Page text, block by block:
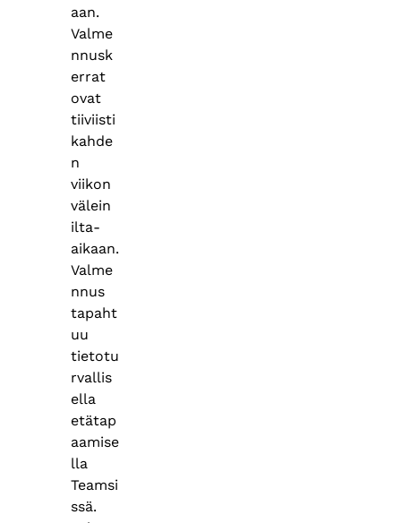
aan.
Valme
nnusk
errat
ovat
tiiviisti
kahde
n
viikon
välein
ilta-
aikaan.
Valme
nnus
tapaht
uu
tietotu
rvallis
ella
etätap
aamise
lla
Teamsi
ssä.